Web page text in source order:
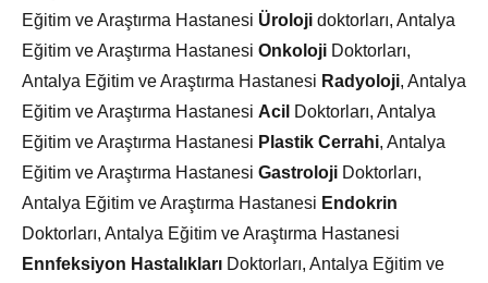
Eğitim ve Araştırma Hastanesi Üroloji doktorları, Antalya
Eğitim ve Araştırma Hastanesi Onkoloji Doktorları,
Antalya Eğitim ve Araştırma Hastanesi Radyoloji, Antalya
Eğitim ve Araştırma Hastanesi Acil Doktorları, Antalya
Eğitim ve Araştırma Hastanesi Plastik Cerrahi, Antalya
Eğitim ve Araştırma Hastanesi Gastroloji Doktorları,
Antalya Eğitim ve Araştırma Hastanesi Endokrin
Doktorları, Antalya Eğitim ve Araştırma Hastanesi
Ennfeksiyon Hastalıkları Doktorları, Antalya Eğitim ve